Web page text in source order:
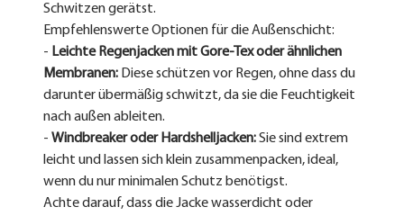
Schwitzen gerätst.
Empfehlenswerte Optionen für die Außenschicht:
- Leichte Regenjacken mit Gore-Tex oder ähnlichen
Membranen: Diese schützen vor Regen, ohne dass du
darunter übermäßig schwitzt, da sie die Feuchtigkeit
nach außen ableiten.
- Windbreaker oder Hardshelljacken: Sie sind extrem
leicht und lassen sich klein zusammenpacken, ideal,
wenn du nur minimalen Schutz benötigst.
Achte darauf, dass die Jacke wasserdicht oder